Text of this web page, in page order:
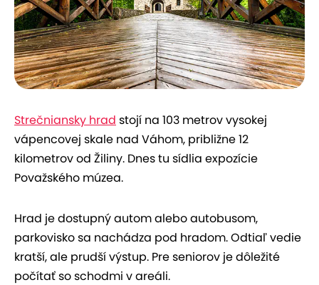
Strečniansky hrad stojí na 103 metrov vysokej
vápencovej skale nad Váhom, približne 12
kilometrov od Žiliny. Dnes tu sídlia expozície
Považského múzea.
Hrad je dostupný autom alebo autobusom,
parkovisko sa nachádza pod hradom. Odtiaľ vedie
kratší, ale prudší výstup. Pre seniorov je dôležité
počítať so schodmi v areáli.